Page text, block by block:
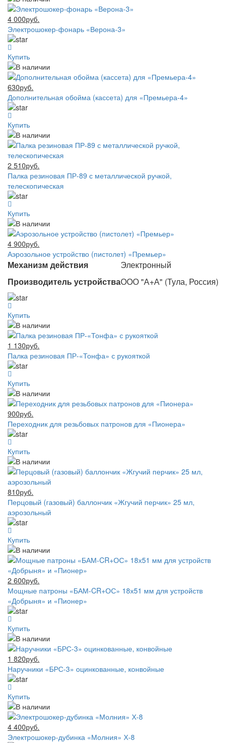
4 000руб.
Электрошокер-фонарь «Верона-3»
Купить
630руб.
Дополнительная обойма (кассета) для «Премьера-4»
Купить
2 510руб.
Палка резиновая ПР-89 с металлической ручкой,
телескопическая
Купить
4 900руб.
Аэрозольное устройство (пистолет) «Премьер»
Механизм действия
Электронный
Производитель устройстваООО "А+А" (Тула, Россия)
Купить
1 130руб.
Палка резиновая ПР-«Тонфа» с рукояткой
Купить
900руб.
Переходник для резьбовых патронов для «Пионера»
Купить
810руб.
Перцовый (газовый) баллончик «Жгучий перчик» 25 мл,
аэрозольный
Купить
2 600руб.
Мощные патроны «БАМ-CR+ОС» 18х51 мм для устройств
«Добрыня» и «Пионер»
Купить
1 820руб.
Наручники «БРС-3» оцинкованные, конвойные
Купить
4 400руб.
Электрошокер-дубинка «Молния» Х-8